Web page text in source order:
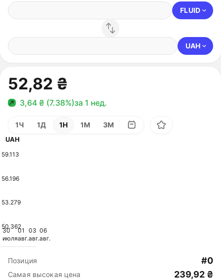
FLUID
UAH
52,82 ₴
3,64 ₴ (7.38%)за 1 нед.
1Ч 1Д 1Н 1М 3М
30
июля
01
авг.
03
авг.
06
авг.
UAH
59.113
56.196
53.279
50.362
Позиция #0
Самая высокая цена 239,92 ₴